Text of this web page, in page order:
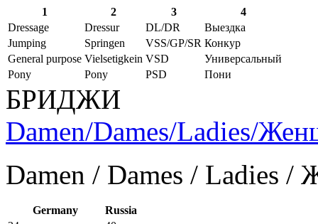
1 2 3
4
Dressage
Dressur DL/DR
Выездка
Jumping
Springen VSS/GP/SR Конкур
General purpose Vielsetigkein VSD
Универсальный
Pony
Pony PSD Пони
БРИДЖИ
Damen/Dames/Ladies/
Damen / Dames / Ladies
Germany
Russia